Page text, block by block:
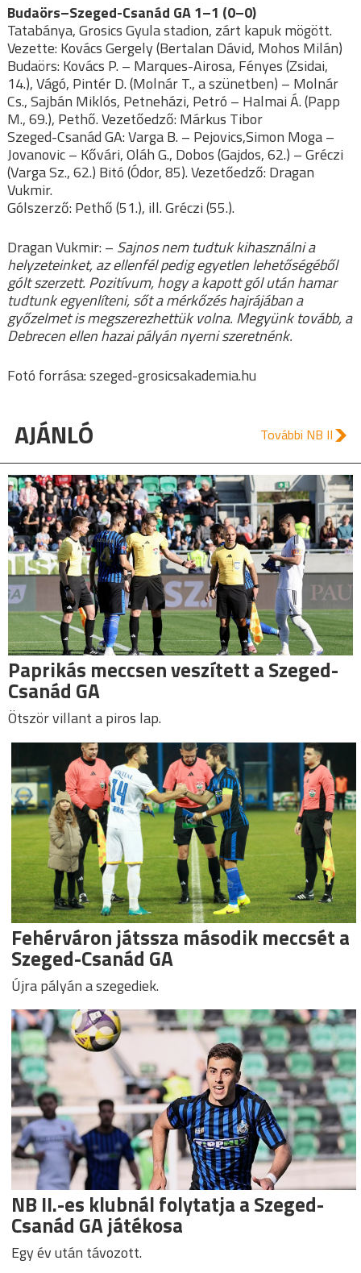
Budaörs–Szeged-Csanád GA 1–1 (0–0)
Tatabánya, Grosics Gyula stadion, zárt kapuk mögött.
Vezette: Kovács Gergely (Bertalan Dávid, Mohos Milán)
Budaörs: Kovács P. – Marques-Airosa, Fényes (Zsidai,
14.), Vágó, Pintér D. (Molnár T., a szünetben) – Molnár
Cs., Sajbán Miklós, Petneházi, Petró – Halmai Á. (Papp
M., 69.), Pethő. Vezetőedző: Márkus Tibor
Szeged-Csanád GA: Varga B. – Pejovics,Simon Moga –
Jovanovic – Kővári, Oláh G., Dobos (Gajdos, 62.) – Gréczi
(Varga Sz., 62.) Bitó (Ódor, 85). Vezetőedző: Dragan
Vukmir.
Gólszerző: Pethő (51.), ill. Gréczi (55.).
Dragan Vukmir: – Sajnos nem tudtuk kihasználni a
helyzeteinket, az ellenfél pedig egyetlen lehetőségéből
gólt szerzett. Pozitívum, hogy a kapott gól után hamar
tudtunk egyenlíteni, sőt a mérkőzés hajrájában a
győzelmet is megszerezhettük volna. Megyünk tovább, a
Debrecen ellen hazai pályán nyerni szeretnénk.
Fotó forrása: szeged-grosicsakademia.hu
AJÁNLÓ További NB II
Paprikás meccsen veszített a Szeged-
Csanád GA
Ötször villant a piros lap.
Fehérváron játssza második meccsét a
Szeged-Csanád GA
Újra pályán a szegediek.
NB II.-es klubnál folytatja a Szeged-
Csanád GA játékosa
Egy év után távozott.